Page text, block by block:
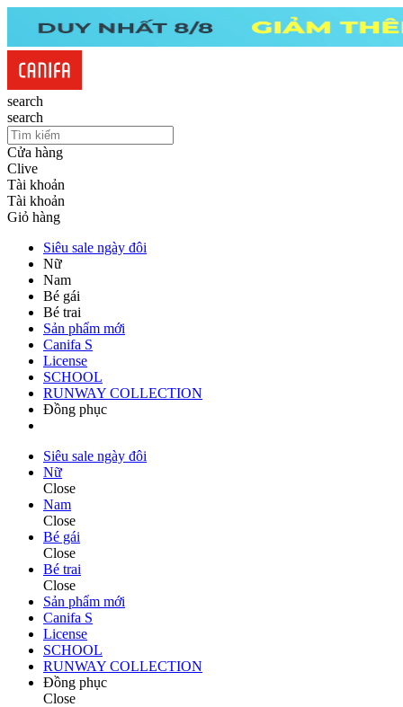
search
search
Cửa hàng
Clive
Tài khoản
Tài khoản
Giỏ hàng
Siêu sale ngày đôi
Nữ
Nam
Bé gái
Bé trai
Sản phẩm mới
Canifa S
License
SCHOOL
RUNWAY COLLECTION
Đồng phục
Siêu sale ngày đôi
Nữ
Close
Nam
Close
Bé gái
Close
Bé trai
Close
Sản phẩm mới
Canifa S
License
SCHOOL
RUNWAY COLLECTION
Đồng phục
Close